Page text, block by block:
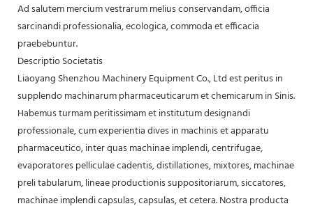
Ad salutem mercium vestrarum melius conservandam, officia
sarcinandi professionalia, ecologica, commoda et efficacia
praebebuntur.
Descriptio Societatis
Liaoyang Shenzhou Machinery Equipment Co., Ltd est peritus in
supplendo machinarum pharmaceuticarum et chemicarum in Sinis.
Habemus turmam peritissimam et institutum designandi
professionale, cum experientia dives in machinis et apparatu
pharmaceutico, inter quas machinae implendi, centrifugae,
evaporatores pelliculae cadentis, distillationes, mixtores, machinae
preli tabularum, lineae productionis suppositoriarum, siccatores,
machinae implendi capsulas, capsulas, et cetera. Nostra producta